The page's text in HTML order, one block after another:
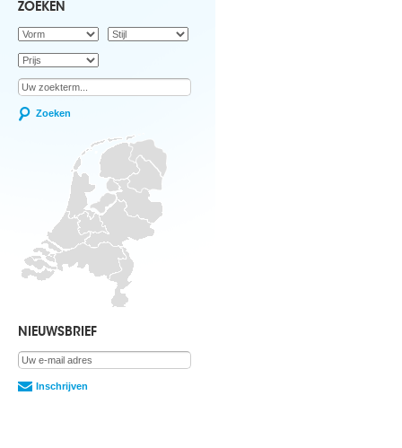
ZOEKEN
Zoeken
NIEUWSBRIEF
Inschrijven